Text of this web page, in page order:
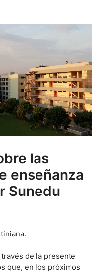
las
enseñanza
Sunedu
de la presente
que, en los próximos